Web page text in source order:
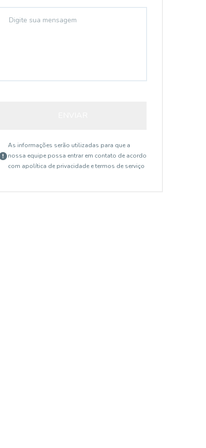
As informações serão utilizadas para que a
nossa equipe possa entrar em contato de acordo
com apolítica de privacidade e termos de serviço